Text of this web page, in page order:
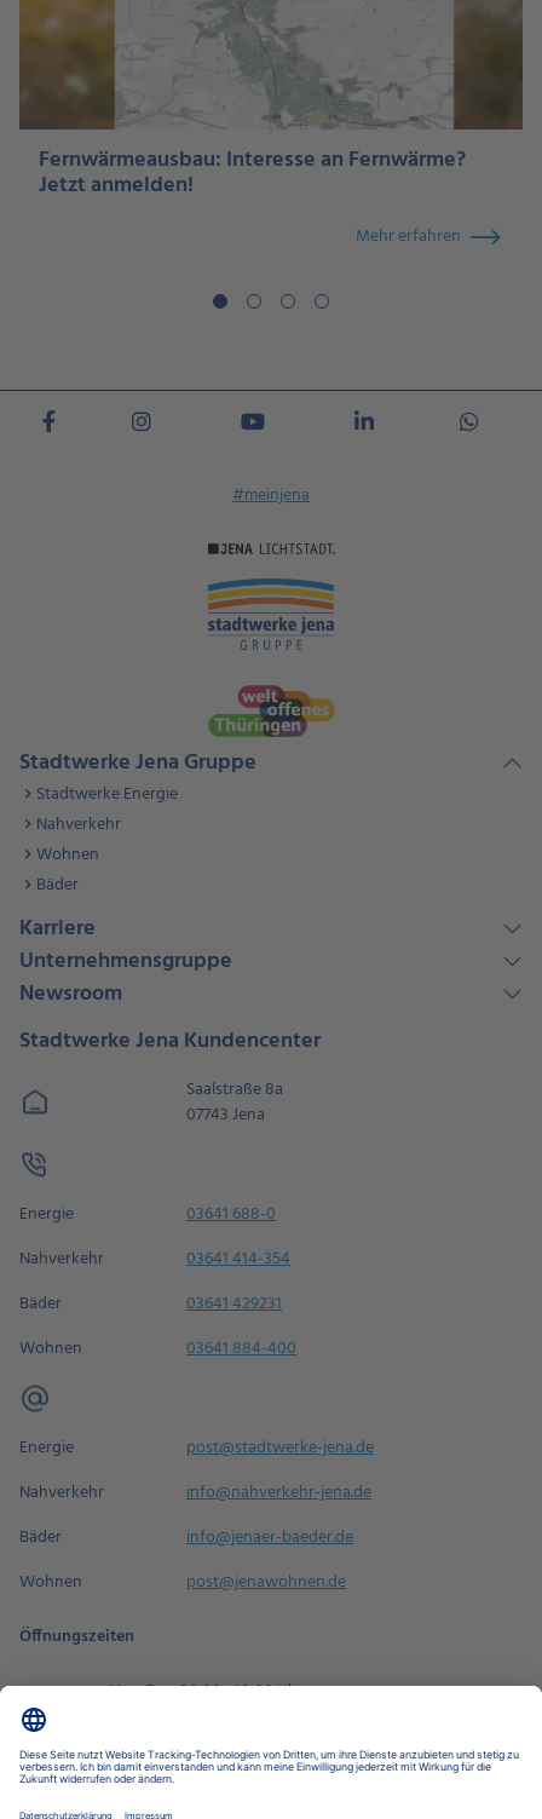
Fernwärmeausbau: Interesse an Fernwärme?
Jetzt anmelden!
Mehr erfahren
#meinjena
Stadtwerke Jena Gruppe
Stadtwerke Energie
Nahverkehr
Wohnen
Bäder
Karriere
Unternehmensgruppe
Newsroom
Stadtwerke Jena Kundencenter
Saalstraße 8a
07743 Jena
Energie
03641 688-0
Nahverkehr
03641 414-354
Bäder
03641 429231
Wohnen
03641 884-400
Energie
post@stadtwerke-jena.de
Nahverkehr
info@nahverkehr-jena.de
Bäder
info@jenaer-baeder.de
Wohnen
post@jenawohnen.de
Öffnungszeiten
Mo - Fr
08:00 - 18:00 Uhr